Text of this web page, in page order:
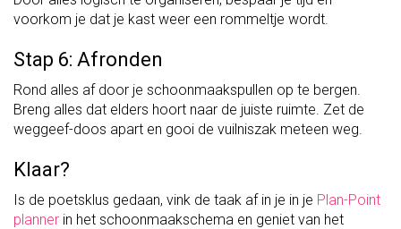
voorkom je dat je kast weer een rommeltje wordt.
Stap 6: Afronden
Rond alles af door je schoonmaakspullen op te bergen.
Breng alles dat elders hoort naar de juiste ruimte. Zet de
weggeef-doos apart en gooi de vuilniszak meteen weg.
Klaar?
Is de poetsklus gedaan, vink de taak af in je in je Plan-Point
planner in het schoonmaakschema en geniet van het